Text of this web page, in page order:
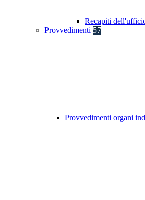
Recapiti
Provvedimenti 57
Provvedimenti organi